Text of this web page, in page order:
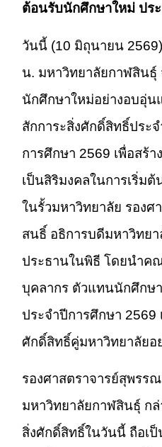
ต้อนรับนักศึกษาใหม่ ปร
วันนี้ (10 มิถุนายน 2569)
น. มหาวิทยาลัยกาฬสินธุ์
นักศึกษาใหม่อย่างอบอุ่น
สักการะสิ่งศักดิ์สิทธิ์ประ
การศึกษา 2569 เพื่อสร้
เป็นสิริมงคลในการเริ่ม
ในรั้วมหาวิทยาลัย รองศ
สนธิ์ อธิการบดีมหาวิทย
ประธานในพิธี โดยนำค
บุคลากร ตัวแทนนักศึกษ
ประจำปีการศึกษา 2569
ศักดิ์สิทธิ์คู่มหาวิทยาลัยอ
รองศาสตราจารย์สุพรร
มหาวิทยาลัยกาฬสินธุ์ กล่
สิ่งศักดิ์สิทธิ์ในวันนี้ ถือเ